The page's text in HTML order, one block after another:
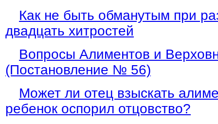
Как не быть обманутым при
двадцать хитростей
Вопросы Алиментов и
(Постановление № 56)
Может ли отец взыскать
ребенок оспорил отцовство?